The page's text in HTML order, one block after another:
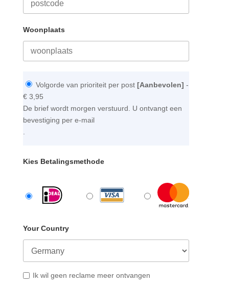
Woonplaats
Volgorde van prioriteit per post [Aanbevolen] -
€ 3,95
De brief wordt morgen verstuurd. U ontvangt een
bevestiging per e-mail
.
Kies Betalingsmethode
Your Country
Ik wil geen reclame meer ontvangen